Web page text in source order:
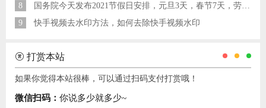
8
国务院今天发布2021节假日安排，元旦3天，春节7天，劳动节5天
9
快手视频去水印方法，如何去除快手视频水印
打赏本站
如果你觉得本站很棒，可以通过扫码支付打赏哦！
微信扫码： 你说多少就多少~